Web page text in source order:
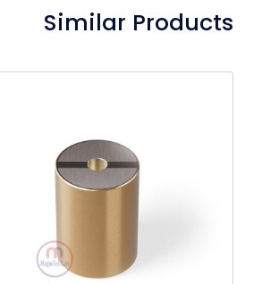
Similar Products